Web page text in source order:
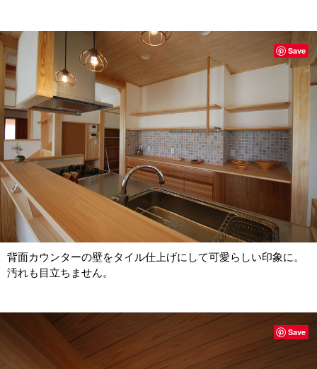
背面カウンターの壁をタイル仕上げにして可愛らしい印象に。
汚れも目立ちません。
Save
Save